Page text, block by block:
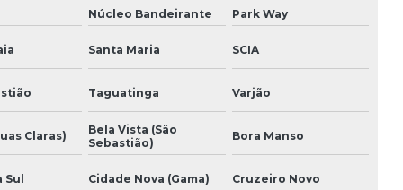
Empresa de engenharia e arquitetura
Empresa de gerenciamento de obras
Empresa de gerenciamento de projetos
Empresa de obras e reformas
Empresa reforma fachada
Núcleo Bandeirante Park Way
Santa Maria SCIA
Taguatinga Varjão
Claras)
Bela Vista (São
Sebastião)
Bora Manso
Cidade Nova (Gama) Cruzeiro Novo